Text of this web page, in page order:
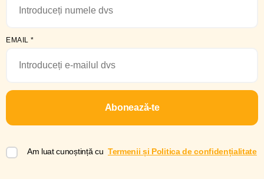
EMAIL *
Abonează-te
Am luat cunoștință cu Termenii și Politica de confidențialitate